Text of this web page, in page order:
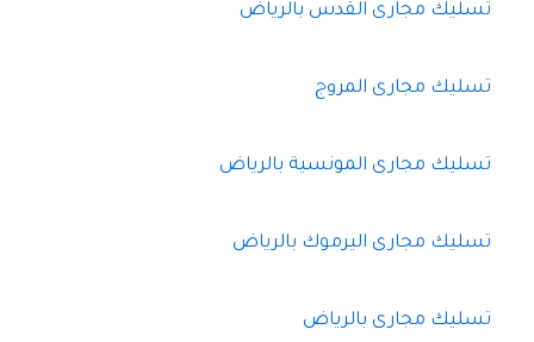
تسليك مجارى القدس بالرياض
تسليك مجارى المروج
تسليك مجارى المونسية بالرياض
تسليك مجارى اليرموك بالرياض
تسليك مجارى بالرياض